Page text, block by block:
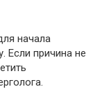
начала
Если причина не